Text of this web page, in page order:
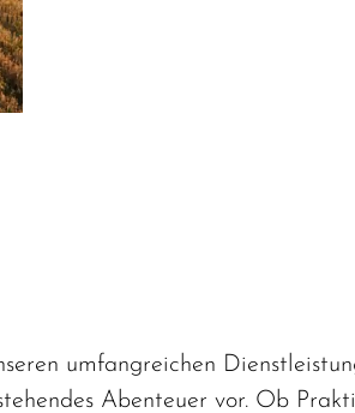
umfangreichen
Abenteuer vor. Ob